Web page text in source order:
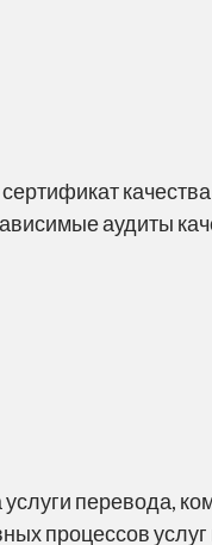
качества
аудиты
перевода,
процессов